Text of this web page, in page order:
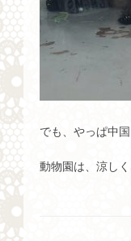
でも、やっぱ中
動物園は、涼し